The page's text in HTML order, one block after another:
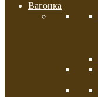
Вагонка